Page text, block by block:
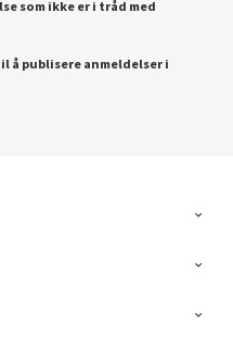
som ikke er i tråd med
å publisere anmeldelser i